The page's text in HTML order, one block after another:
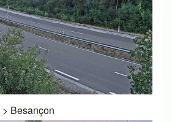
> Besançon